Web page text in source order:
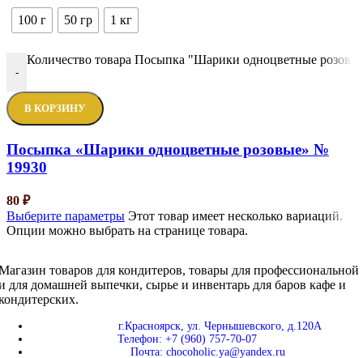
100 г
50 гр 1 кг
-
Количество товара Посыпка "Шарики одноцветные
В КОРЗИНУ
Посыпка «Шарики одноцветные розовые» №
19930
80 ₽
Выберите параметры Этот товар имеет несколько вариаций.
Опции можно выбрать на странице товара.
товаров для кондитеров, товары для профессиональной
для домашней выпечки, сырье и инвентарь для баров кафе и
г.Красноярск, ул. Чернышевского, д.120А
Телефон: +7 (960) 757-70-07
Почта: chocoholic.ya@yandex.ru